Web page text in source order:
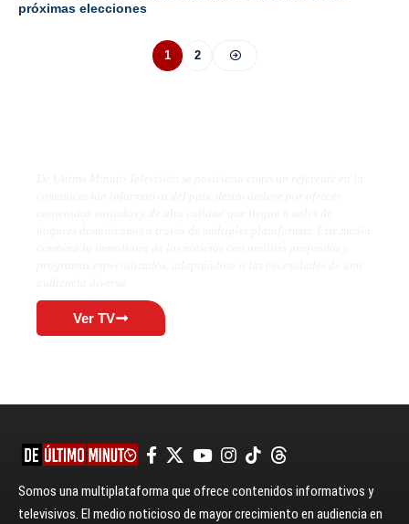
próximas elecciones
1 2
Ver TV
Somos una multiplataforma que ofrece contenidos informativos y
televisivos. El medio noticioso de mayor crecimiento en audiencia en